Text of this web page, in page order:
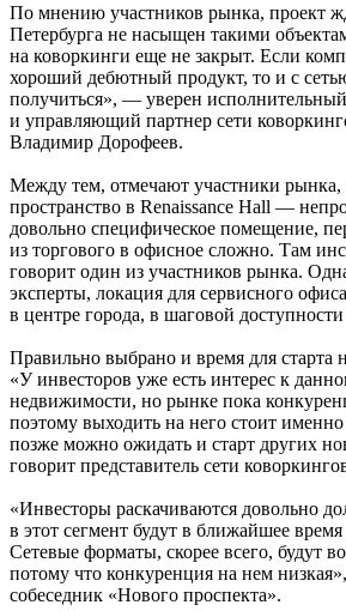
По мнению участников рынка, проект
Петербурга не насыщен такими
на коворкинги еще не закрыт. Если
хороший дебютный продукт, то и с
получиться», — уверен
и управляющий партнер сети
Владимир Дорофеев.
Между тем, отмечают участники рынка,
пространство в Renaissance Hall —
довольно специфическое помещение,
из торгового в офисное сложно. Там
говорит один из участников рынка.
эксперты, локация для сервисного
в центре города, в шаговой
Правильно выбрано и время для старта
«У инвесторов уже есть интерес к
недвижимости, но рынке пока
поэтому выходить на него стоит именно
позже можно ожидать и старт других
говорит представитель сети
«Инвесторы раскачиваются довольно
в этот сегмент будут в ближайшее
Сетевые форматы, скорее всего, будут
потому что конкуренция на нем
собеседник «Нового проспекта».